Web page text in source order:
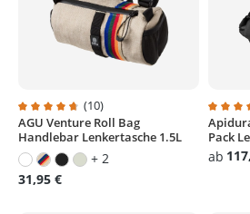
Durchschnittliche Bewertung von 4.7
(10)
AGU Venture Roll Bag
Handlebar Lenkertasche 1.5L
+ 2
31,95 €
Pack
ab